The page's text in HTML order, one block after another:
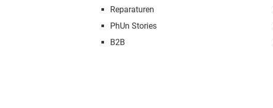
Reparaturen
PhUn Stories
B2B